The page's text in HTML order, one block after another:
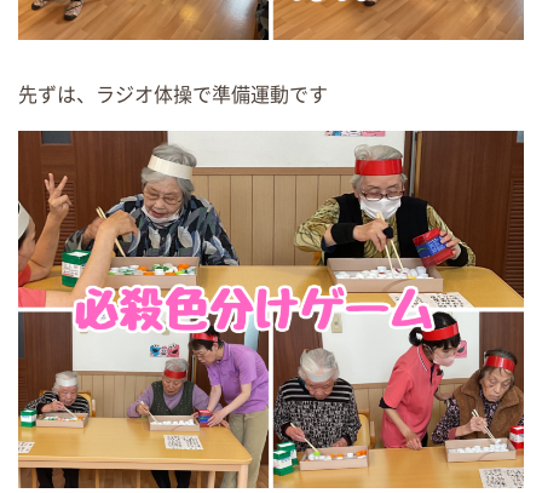
先ずは、ラジオ体操で準備運動です